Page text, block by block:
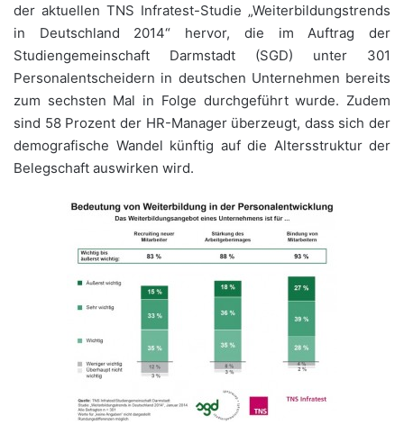
der aktuellen TNS Infratest-Studie „Weiterbildungstrends
in Deutschland 2014“ hervor, die im Auftrag der
Studiengemeinschaft Darmstadt (SGD) unter 301
Personalentscheidern in deutschen Unternehmen bereits
zum sechsten Mal in Folge durchgeführt wurde. Zudem
sind 58 Prozent der HR-Manager überzeugt, dass sich der
demografische Wandel künftig auf die Altersstruktur der
Belegschaft auswirken wird.